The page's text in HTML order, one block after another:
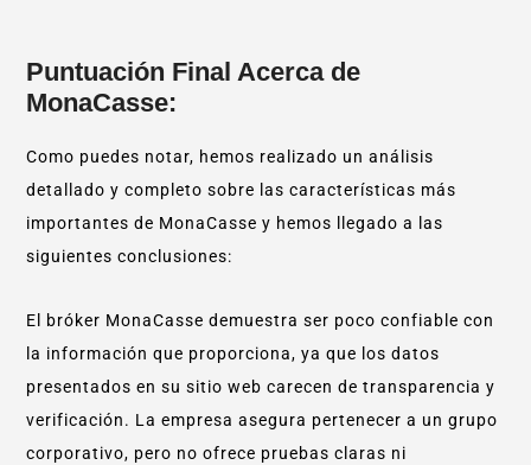
Puntuación Final Acerca de
MonaCasse:
Como puedes notar, hemos realizado un análisis
detallado y completo sobre las características más
importantes de MonaCasse y hemos llegado a las
siguientes conclusiones:
El bróker MonaCasse demuestra ser poco confiable con
la información que proporciona, ya que los datos
presentados en su sitio web carecen de transparencia y
verificación. La empresa asegura pertenecer a un grupo
corporativo, pero no ofrece pruebas claras ni